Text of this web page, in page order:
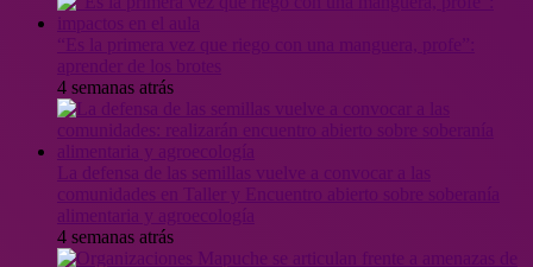
4 semanas atrás
4 semanas atrás